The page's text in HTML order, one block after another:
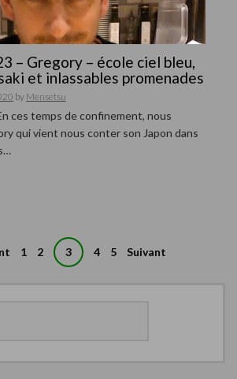
– Gregory – école ciel bleu,
et inlassables promenades
by Mensetsu
ces temps de confinement, nous
qui vient nous conter son Japon dans
1 2 3 4 5 Suivant